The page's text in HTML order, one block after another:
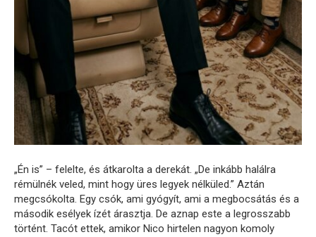
„Én is” – felelte, és átkarolta a derekát. „De inkább halálra
rémülnék veled, mint hogy üres legyek nélküled.” Aztán
megcsókolta. Egy csók, ami gyógyít, ami a megbocsátás és a
második esélyek ízét árasztja. De aznap este a legrosszabb
történt. Tacót ettek, amikor Nico hirtelen nagyon komoly